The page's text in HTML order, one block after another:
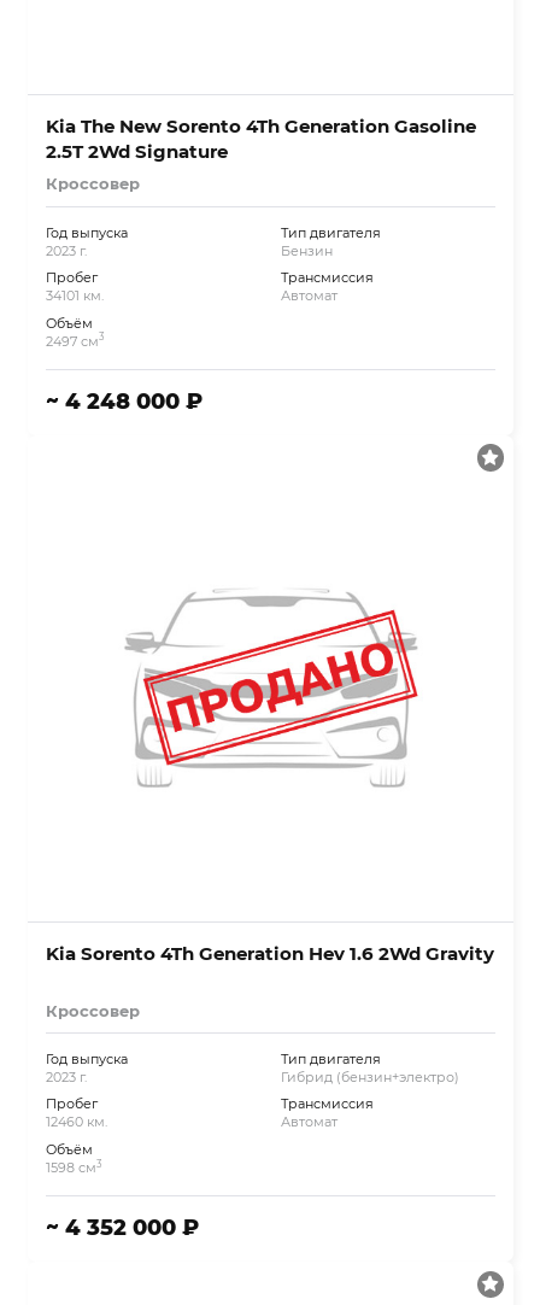
Kia The New Sorento 4Th Generation Gasoline
2.5T 2Wd Signature
Кроссовер
Год выпуска
2023 г.
Пробег
34101 км.
Объём
2497 см3
Тип двигателя
Бензин
Трансмиссия
Автомат
~ 4 248 000 ₽
Kia Sorento 4Th Generation Hev 1.6 2Wd Gravity
Кроссовер
Год выпуска
2023 г.
Пробег
12460 км.
Объём
1598 см3
Тип двигателя
Гибрид (бензин+электро)
Трансмиссия
Автомат
~ 4 352 000 ₽